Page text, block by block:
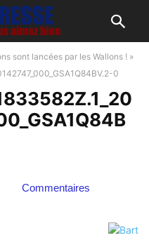
sont lancées par les Wallons ! »
0
Commentaires